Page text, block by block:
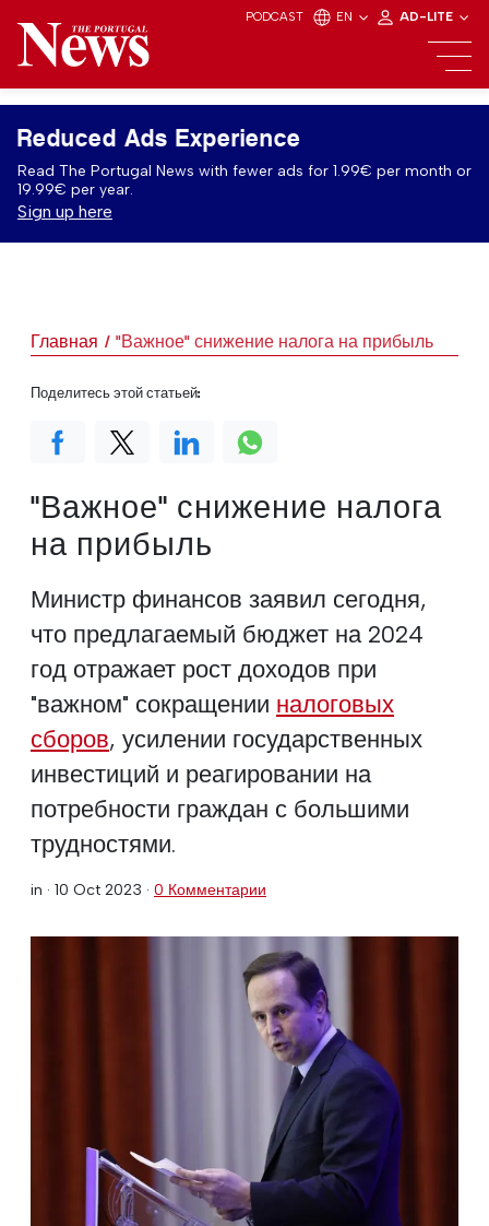
PODCAST EN AD-LITE
Reduced Ads Experience
Read The Portugal News with fewer ads for 1.99€ per month or
19.99€ per year.
Sign up here
Главная "Важное" снижение налога на прибыль
"Важное" снижение налога
на прибыль
Министр финансов заявил сегодня,
что предлагаемый бюджет на 2024
год отражает рост доходов при
"важном" сокращении налоговых
сборов, усилении государственных
инвестиций и реагировании на
потребности граждан с большими
трудностями.
in · 10 Oct 2023 · 0 Комментарии
Поделитесь этой статьей: